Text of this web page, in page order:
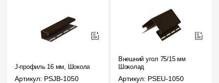
J-профиль 16 мм, Шоколад
Артикул: PSJB-1050
Внешний угол 75/15 мм
Шоколад
Артикул: PSEU-1050